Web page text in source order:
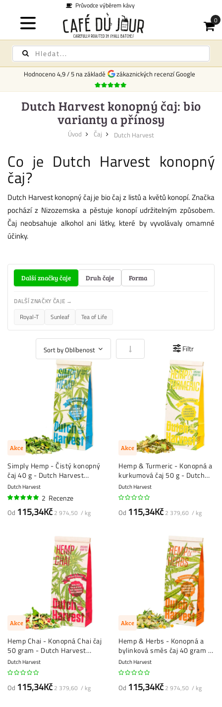
Doprava po celém Česku 169 Kč -
Hodnoceno4,9/5 na základě zákaznických recenzí Google
Dutch Harvest konopný čaj: bio
varianty a přínosy
Úvod Čaj Dutch Harvest
Co je Dutch Harvest konopný
čaj?
Dutch Harvest konopný čaj je bio čaj z listů a květů konopí. Značka
pochází z Nizozemska a pěstuje konopí udržitelným způsobem.
Čaj neobsahuje alkohol ani látky, které by vyvolávaly omamné
účinky.
Další značky čaje Druh čaje Forma
DALŠÍ ZNAČKY ČAJE →
Royal-T Sunleaf Tea of Life
Nastavit vzestupněFiltr
Akce
Simply Hemp - Čistý konopný
čaj 40 g - Dutch Harvest
sypaný čaj
Dutch Harvest
2 Recenze
Od 115,34Kč 2 974,50 / kg
Akce
Hemp & Turmeric - Konopná a
kurkumová čaj 50 g - Dutch
Harvest sypaný čaj
Dutch Harvest
Od 115,34Kč 2 379,60 / kg
Akce
Hemp Chai - Konopná Chai čaj
50 gram - Dutch Harvest
sypaný čaj
Dutch Harvest
Od 115,34Kč 2 379,60 / kg
Akce
Hemp & Herbs - Konopná a
bylinková směs čaj 40 gram -
Dutch Harvest sypaný čaj
Dutch Harvest
Od 115,34Kč 2 974,50 / kg